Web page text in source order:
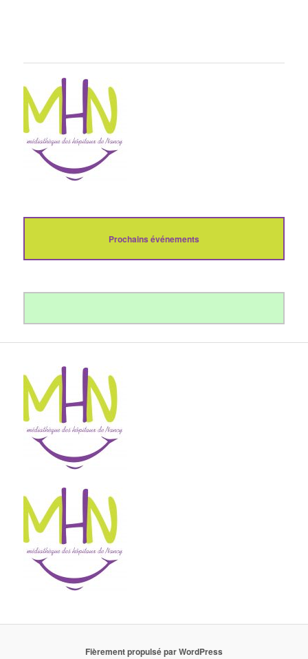
Prochains événements
Fièrement propulsé par WordPress